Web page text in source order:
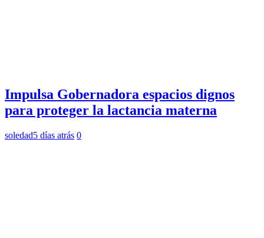
Impulsa Gobernadora espacios dignos
para proteger la lactancia materna
soledad5 días atrás 0